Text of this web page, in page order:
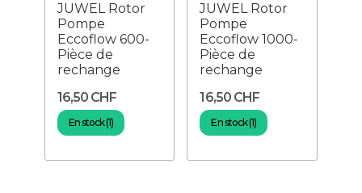
JUWEL Rotor
Pompe
Eccoflow 600-
Pièce de
rechange
16,50 CHF
En stock (1)
JUWEL Rotor
Pompe
Eccoflow 1000-
Pièce de
rechange
16,50 CHF
En stock (1)